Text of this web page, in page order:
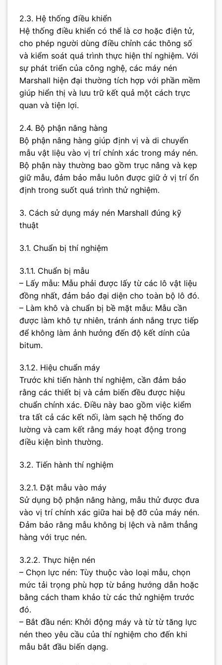
2.3. Hệ thống điều khiển
Hệ thống điều khiển có thể là cơ hoặc điện tử,
cho phép người dùng điều chỉnh các thông số
và kiểm soát quá trình thực hiện thí nghiệm. Với
sự phát triển của công nghệ, các máy nén
Marshall hiện đại thường tích hợp với phần mềm
giúp hiển thị và lưu trữ kết quả một cách trực
quan và tiện lợi.
2.4. Bộ phận nâng hàng
Bộ phận nâng hàng giúp định vị và di chuyển
mẫu vật liệu vào vị trí chính xác trong máy nén.
Bộ phận này thường bao gồm trục nâng và kẹp
giữ mẫu, đảm bảo mẫu luôn được giữ ở vị trí ổn
định trong suốt quá trình thử nghiệm.
3. Cách sử dụng máy nén Marshall đúng kỹ
thuật
3.1. Chuẩn bị thí nghiệm
3.1.1. Chuẩn bị mẫu
– Lấy mẫu: Mẫu phải được lấy từ các lô vật liệu
đồng nhất, đảm bảo đại diện cho toàn bộ lô đó.
– Làm khô và chuẩn bị bề mặt mẫu: Mẫu cần
được làm khô tự nhiên, tránh ánh nắng trực tiếp
để không làm ảnh hưởng đến độ kết dính của
bitum.
3.1.2. Hiệu chuẩn máy
Trước khi tiến hành thí nghiệm, cần đảm bảo
rằng các thiết bị và cảm biến đều được hiệu
chuẩn chính xác. Điều này bao gồm việc kiểm
tra tất cả các kết nối, làm sạch hệ thống đo
lường và cam kết rằng máy hoạt động trong
điều kiện bình thường.
3.2. Tiến hành thí nghiệm
3.2.1. Đặt mẫu vào máy
Sử dụng bộ phận nâng hàng, mẫu thử được đưa
vào vị trí chính xác giữa hai bệ đỡ của máy nén.
Đảm bảo rằng mẫu không bị lệch và nằm thẳng
hàng với trục nén.
3.2.2. Thực hiện nén
– Chọn lực nén: Tùy thuộc vào loại mẫu, chọn
mức tải trọng phù hợp từ bảng hướng dẫn hoặc
bằng cách tham khảo từ các thử nghiệm trước
đó.
– Bắt đầu nén: Khởi động máy và từ từ tăng lực
nén theo yêu cầu của thí nghiệm cho đến khi
mẫu bắt đầu biến dạng.